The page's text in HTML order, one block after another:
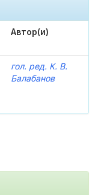
Автор(и)
гол. ред. К. В.
Балабанов